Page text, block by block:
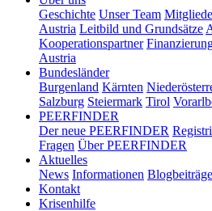
Geschichte Unser Team
Austria Leitbild und Grundsätze
Kooperationspartner
Austria
Bundesländer
Burgenland Kärnten
Salzburg Steiermark Tirol
PEERFINDER
Der neue PEERFINDER
Fragen Über PEERFINDER
Aktuelles
News Informationen Blogbeiträge
Kontakt
Krisenhilfe